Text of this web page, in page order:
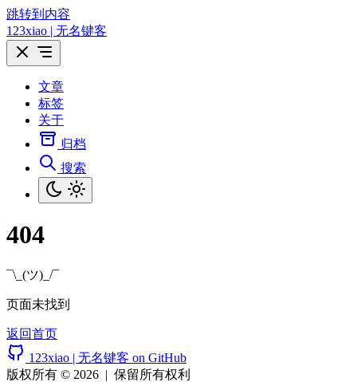
跳转到内容
123xiao | 无名键客
文章
标签
关于
归档
搜索
404
¯\_(ツ)_/¯
页面未找到
返回首页
123xiao | 无名键客 on GitHub
版权所有 © 2026 | 保留所有权利